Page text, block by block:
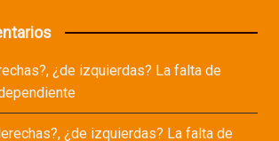
¿de izquierdas? La falta de
¿de izquierdas? La falta de